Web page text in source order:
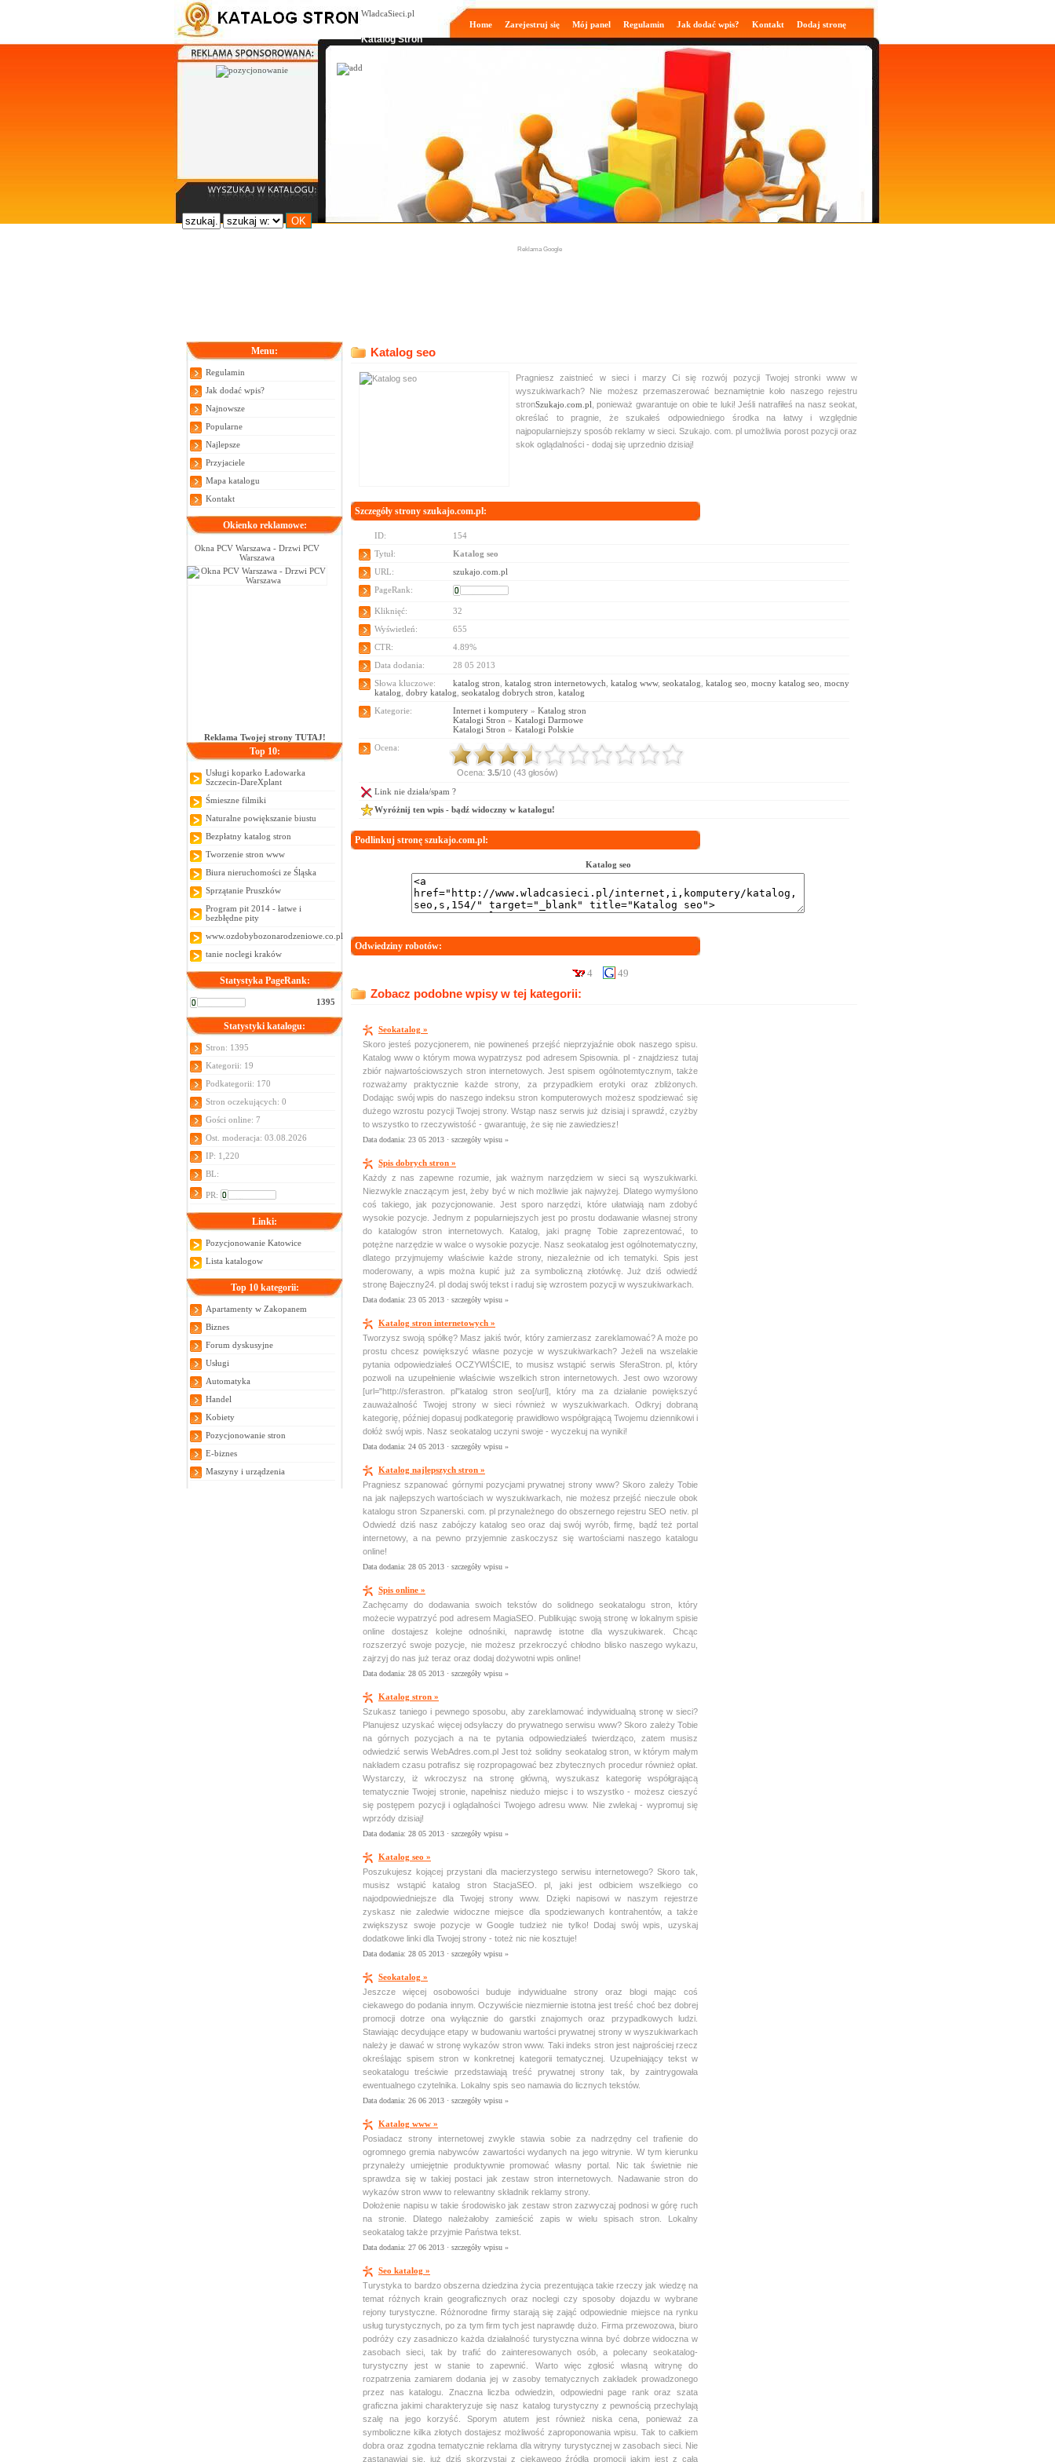
WladcaSieci.pl
Katalog Stron
Home Zarejestruj się Mój panel Regulamin Jak dodać wpis? Kontakt Dodaj stronę
Reklama Google
Menu:
Regulamin
Jak dodać wpis?
Najnowsze
Popularne
Najlepsze
Przyjaciele
Mapa katalogu
Kontakt
Okienko reklamowe:
Okna PCV Warszawa - Drzwi PCV
Warszawa
Reklama Twojej strony TUTAJ!
Top 10:
Usługi koparko Ładowarka
Szczecin-DareXplant
Śmieszne filmiki
Naturalne powiększanie biustu
Bezpłatny katalog stron
Tworzenie stron www
Biura nieruchomości ze Śląska
Sprzątanie Pruszków
Program pit 2014 - łatwe i
bezbłędne pity
www.ozdobybozonarodzeniowe.co.pl
tanie noclegi kraków
Statystyka PageRank:
1395
Statystyki katalogu:
Stron: 1395
Kategorii: 19
Podkategorii: 170
Stron oczekujących: 0
Gości online: 7
Ost. moderacja: 03.08.2026
IP: 1,220
BL:
PR:
Linki:
Pozycjonowanie Katowice
Lista katalogow
Top 10 kategorii:
Apartamenty w Zakopanem
Biznes
Forum dyskusyjne
Usługi
Automatyka
Handel
Kobiety
Pozycjonowanie stron
E-biznes
Maszyny i urządzenia
Katalog seo
Pragniesz zaistnieć w sieci i marzy Ci się rozwój pozycji Twojej stronki www w
wyszukiwarkach? Nie możesz przemaszerować beznamiętnie koło naszego rejestru
stronSzukajo.com.pl , ponieważ gwarantuje on obie te luki! Jeśli natrafiłeś na nasz seokat,
określać to pragnie, że szukałeś odpowiedniego środka na łatwy i względnie
najpopularniejszy sposób reklamy w sieci. Szukajo. com. pl umożliwia porost pozycji oraz
skok oglądalności - dodaj się uprzednio dzisiaj!
Szczegóły strony szukajo.com.pl:
ID:
154
Tytuł:
Katalog seo
URL:
szukajo.com.pl
PageRank:
Kliknięć:
32
Wyświetleń:
655
CTR:
4.89%
Data dodania:
28 05 2013
Słowa kluczowe:
katalog stron katalog stron internetowych katalog www, seokatalog katalog seo mocny katalog seo mocny
katalog dobry katalog seokatalog dobrych stron katalog
Kategorie:
Internet i komputery » Katalog stron
Katalogi Stron » Katalogi Darmowe
Katalogi Stron » Katalogi Polskie
Ocena:
Ocena: 3.5/10 (43 głosów)
Link nie działa/spam ?
Wyróżnij ten wpis - bądź widoczny w katalogu!
Podlinkuj stronę szukajo.com.pl:
Katalog seo
Odwiedziny robotów:
4 49
Zobacz podobne wpisy w tej kategorii:
Seokatalog »
Skoro jesteś pozycjonerem, nie powineneś przejść nieprzyjaźnie obok naszego spisu.
Katalog www o którym mowa wypatrzysz pod adresem Spisownia. pl - znajdziesz tutaj
zbiór najwartościowszych stron internetowych. Jest spisem ogólnotemtycznym, także
rozważamy praktycznie każde strony, za przypadkiem erotyki oraz zbliżonych.
Dodając swój wpis do naszego indeksu stron komputerowych możesz spodziewać się
dużego wzrostu pozycji Twojej strony. Wstąp nasz serwis już dzisiaj i sprawdź, czyżby
to wszystko to rzeczywistość - gwarantuję, że się nie zawiedziesz!
Data dodania: 23 05 2013 · szczegóły wpisu »
Spis dobrych stron »
Każdy z nas zapewne rozumie, jak ważnym narzędziem w sieci są wyszukiwarki.
Niezwykle znaczącym jest, żeby być w nich możliwie jak najwyżej. Dlatego wymyślono
coś takiego, jak pozycjonowanie. Jest sporo narzędzi, które ułatwiają nam zdobyć
wysokie pozycje. Jednym z popularniejszych jest po prostu dodawanie własnej strony
do katalogów stron internetowych. Katalog, jaki pragnę Tobie zaprezentować, to
potężne narzędzie w walce o wysokie pozycje. Nasz seokatalog jest ogólnotematyczny,
dlatego przyjmujemy właściwie każde strony, niezależnie od ich tematyki. Spis jest
moderowany, a wpis można kupić już za symboliczną złotówkę. Już dziś odwiedź
stronę Bajeczny24. pl dodaj swój tekst i raduj się wzrostem pozycji w wyszukiwarkach.
Data dodania: 23 05 2013 · szczegóły wpisu »
Katalog stron internetowych »
Tworzysz swoją spółkę? Masz jakiś twór, który zamierzasz zareklamować? A może po
prostu chcesz powiększyć własne pozycje w wyszukiwarkach? Jeżeli na wszelakie
pytania odpowiedziałeś OCZYWIŚCIE, to musisz wstąpić serwis SferaStron. pl, który
pozwoli na uzupełnienie właściwie wszelkich stron internetowych. Jest owo wzorowy
[url="http://sferastron. pl"katalog stron seo[/url], który ma za działanie powiększyć
zauważalność Twojej strony w sieci również w wyszukiwarkach. Odkryj dobraną
kategorię, później dopasuj podkategorię prawidłowo współgrającą Twojemu dziennikowi i
dołóż swój wpis. Nasz seokatalog uczyni swoje - wyczekuj na wyniki!
Data dodania: 24 05 2013 · szczegóły wpisu »
Katalog najlepszych stron »
Pragniesz szpanować górnymi pozycjami prywatnej strony www? Skoro zależy Tobie
na jak najlepszych wartościach w wyszukiwarkach, nie możesz przejść nieczule obok
katalogu stron Szpanerski. com. pl przynależnego do obszernego rejestru SEO netiv. pl
Odwiedź dziś nasz zabójczy katalog seo oraz daj swój wyrób, firmę, bądź też portal
internetowy, a na pewno przyjemnie zaskoczysz się wartościami naszego katalogu
online!
Data dodania: 28 05 2013 · szczegóły wpisu »
Spis online »
Zachęcamy do dodawania swoich tekstów do solidnego seokatalogu stron, który
możecie wypatrzyć pod adresem MagiaSEO. Publikując swoją stronę w lokalnym spisie
online dostajesz kolejne odnośniki, naprawdę istotne dla wyszukiwarek. Chcąc
rozszerzyć swoje pozycje, nie możesz przekroczyć chłodno blisko naszego wykazu,
zajrzyj do nas już teraz oraz dodaj dożywotni wpis online!
Data dodania: 28 05 2013 · szczegóły wpisu »
Katalog stron »
Szukasz taniego i pewnego sposobu, aby zareklamować indywidualną stronę w sieci?
Planujesz uzyskać więcej odsyłaczy do prywatnego serwisu www? Skoro zależy Tobie
na górnych pozycjach a na te pytania odpowiedziałeś twierdząco, zatem musisz
odwiedzić serwis WebAdres.com.pl Jest toż solidny seokatalog stron, w którym małym
nakładem czasu potrafisz się rozpropagować bez zbytecznych procedur również opłat.
Wystarczy, iż wkroczysz na stronę główną, wyszukasz kategorię współgrającą
tematycznie Twojej stronie, napełnisz niedużo miejsc i to wszystko - możesz cieszyć
się postępem pozycji i oglądalności Twojego adresu www. Nie zwlekaj - wypromuj się
wprzódy dzisiaj!
Data dodania: 28 05 2013 · szczegóły wpisu »
Katalog seo »
Poszukujesz kojącej przystani dla macierzystego serwisu internetowego? Skoro tak,
musisz wstąpić katalog stron StacjaSEO. pl, jaki jest odbiciem wszelkiego co
najodpowiedniejsze dla Twojej strony www. Dzięki napisowi w naszym rejestrze
zyskasz nie zaledwie widoczne miejsce dla spodziewanych kontrahentów, a także
zwiększysz swoje pozycje w Google tudzież nie tylko! Dodaj swój wpis, uzyskaj
dodatkowe linki dla Twojej strony - toteż nic nie kosztuje!
Data dodania: 28 05 2013 · szczegóły wpisu »
Seokatalog »
Jeszcze więcej osobowości buduje indywidualne strony oraz blogi mając coś
ciekawego do podania innym. Oczywiście niezmiernie istotna jest treść choć bez dobrej
promocji dotrze ona wyłącznie do garstki znajomych oraz przypadkowych ludzi.
Stawiając decydujące etapy w budowaniu wartości prywatnej strony w wyszukiwarkach
należy je dawać w stronę wykazów stron www. Taki indeks stron jest najprościej rzecz
określając spisem stron w konkretnej kategorii tematycznej. Uzupełniający tekst w
seokatalogu treściwie przedstawiają treść prywatnej strony tak, by zaintrygowała
ewentualnego czytelnika. Lokalny spis seo namawia do licznych tekstów.
Data dodania: 26 06 2013 · szczegóły wpisu »
Katalog www »
Posiadacz strony internetowej zwykle stawia sobie za nadrzędny cel trafienie do
ogromnego gremia nabywców zawartości wydanych na jego witrynie. W tym kierunku
przynależy umiejętnie produktywnie promować własny portal. Nic tak świetnie nie
sprawdza się w takiej postaci jak zestaw stron internetowych. Nadawanie stron do
wykazów stron www to relewantny składnik reklamy strony.
Dołożenie napisu w takie środowisko jak zestaw stron zazwyczaj podnosi w górę ruch
na stronie. Dlatego należałoby zamieścić zapis w wielu spisach stron. Lokalny
seokatalog także przyjmie Państwa tekst.
Data dodania: 27 06 2013 · szczegóły wpisu »
Seo katalog »
Turystyka to bardzo obszerna dziedzina życia prezentująca takie rzeczy jak wiedzę na
temat różnych krain geograficznych oraz noclegi czy sposoby dojazdu w wybrane
rejony turystyczne. Różnorodne firmy starają się zająć odpowiednie miejsce na rynku
usług turystycznych, po za tym firm tych jest naprawdę dużo. Firma przewozowa, biuro
podróży czy zasadniczo każda działalność turystyczna winna być dobrze widoczna w
zasobach sieci, tak by trafić do zainteresowanych osób, a polecany seokatalog-
turystyczny jest w stanie to zapewnić. Warto więc zgłosić własną witrynę do
rozpatrzenia zamiarem dodania jej w zasoby tematycznych zakładek prowadzonego
przez nas katalogu. Znaczna liczba odwiedzin, odpowiedni page rank oraz szata
graficzna jakimi charakteryzuje się nasz katalog turystyczny z pewnością przechylają
szalę na jego korzyść. Sporym atutem jest również niska cena, ponieważ za
symboliczne kilka złotych dostajesz możliwość zaproponowania wpisu. Tak to całkiem
dobra oraz zgodna tematycznie reklama dla witryny turystycznej w zasobach sieci. Nie
zastanawiaj się, już dziś skorzystaj z ciekawego źródła promocji jakim jest z całą